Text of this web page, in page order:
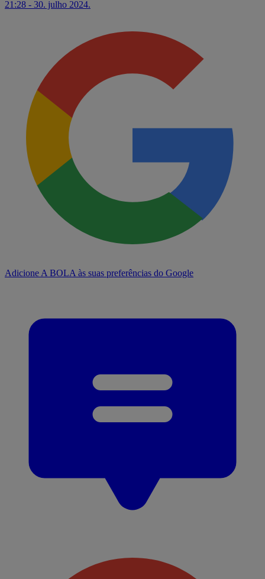
21:28 - 30. julho 2024.
Adicione A BOLA às suas preferências do Google